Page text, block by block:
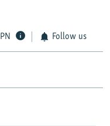
Follow us